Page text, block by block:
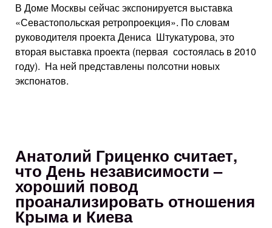
В Доме Москвы сейчас экспонируется выставка
«Севастопольская ретропроекция». По словам
руководителя проекта Дениса Штукатурова, это
вторая выставка проекта (первая состоялась в 2010
году). На ней представлены полсотни новых
экспонатов.
Анатолий Гриценко считает,
что День независимости –
хороший повод
проанализировать отношения
Крыма и Киева